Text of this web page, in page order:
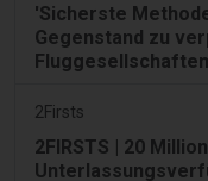
'Sicherste
Gegenstand zu
2Firsts
2FIRSTS | 20